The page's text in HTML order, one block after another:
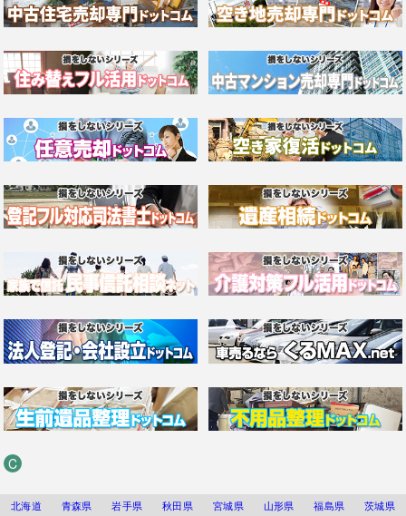
C
北海道 青森県 岩手県 秋田県 宮城県 山形県 福島県
茨城県